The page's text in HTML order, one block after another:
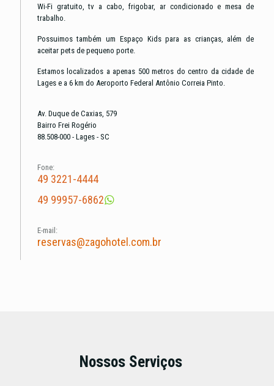
Wi-Fi gratuito, tv a cabo, frigobar, ar condicionado e mesa de
trabalho.
Possuimos também um Espaço Kids para as crianças, além de
aceitar pets de pequeno porte.
Estamos localizados a apenas 500 metros do centro da cidade de
Lages e a 6 km do Aeroporto Federal Antônio Correia Pinto.
Av. Duque de Caxias, 579
Bairro Frei Rogério
88.508-000 - Lages - SC
Fone:
49 3221-4444
49 99957-6862
E-mail:
reservas@zagohotel.com.br
Nossos Serviços